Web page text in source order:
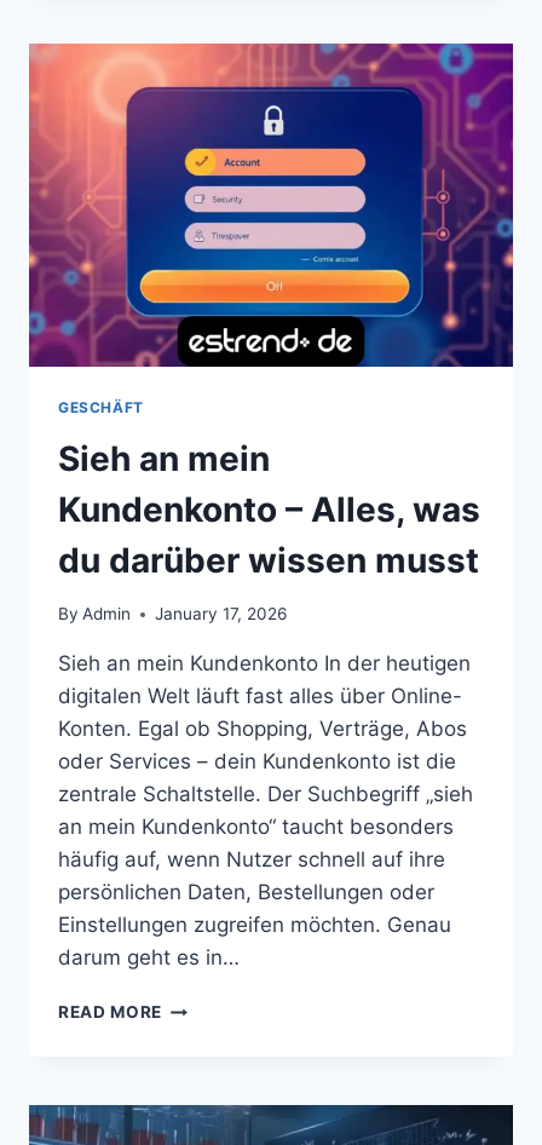
DER
EINFLUSS
UND
KULTUR
HINTER
DEM
ACCOUNT
VERSTEHEN
GESCHÄFT
Sieh an mein
Kundenkonto – Alles, was
du darüber wissen musst
By Admin January 17, 2026
Sieh an mein Kundenkonto In der heutigen
digitalen Welt läuft fast alles über Online-
Konten. Egal ob Shopping, Verträge, Abos
oder Services – dein Kundenkonto ist die
zentrale Schaltstelle. Der Suchbegriff „sieh
an mein Kundenkonto“ taucht besonders
häufig auf, wenn Nutzer schnell auf ihre
persönlichen Daten, Bestellungen oder
Einstellungen zugreifen möchten. Genau
darum geht es in…
READ MORE SIEH
–
ALLES,